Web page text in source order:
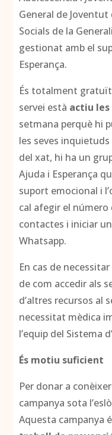
General de
Socials de la
gestionat amb el
Esperança.
És totalment
servei està actiu les
setmana perquè hi
les seves inquietuds
del xat, hi ha un
Ajuda i Esperança
suport emocional i
cal afegir el número
contactes i iniciar
Whatsapp.
En cas de
de com accedir als
d’altres recursos al
necessitat mèdica
l’equip del Sistema
És motiu suficient
Per donar a
campanya sota
Aquesta campanya